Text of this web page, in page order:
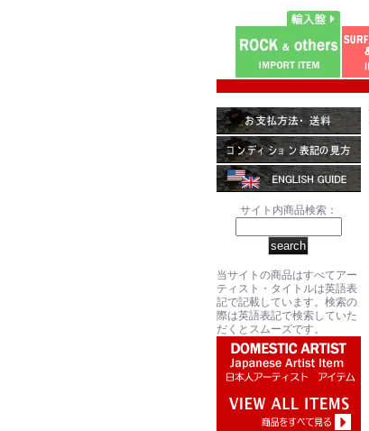
サイト内商品検索：
当サイトの商品はすべてアー
ティスト・タイトルは英語表
記で記載しています。検索の
際は英語表記で検索していた
だくとスムーズです。